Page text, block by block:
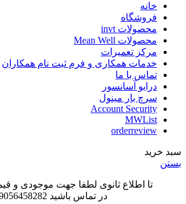
خانه
فروشگاه
محصولات invt
محصولات Mean Well
مرکز تعمیرات
خدمات همکاری و فرم ثبت نام همکاران
تماس با ما
درایو آسانسور
سرچ بار مینول
Account Security
MWList
orderreview
سبد خرید
بستن
تا اطلاع ثانوی لطفا جهت موجودی و
در تماس باشید 09056458282